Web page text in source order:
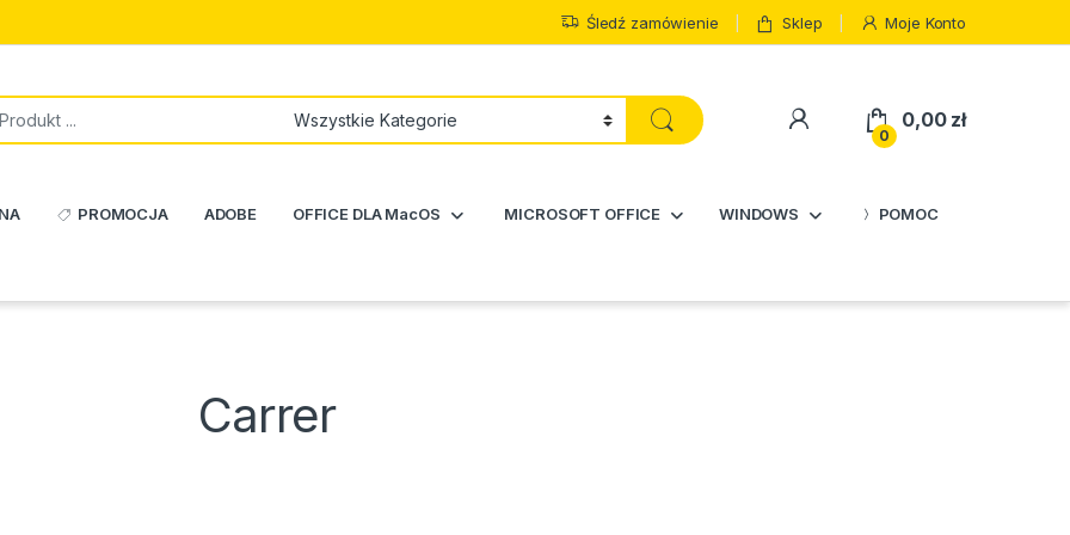
Śledź zamówienie Sklep Moje Konto
0
0,00 zł
PROMOCJA ADOBE OFFICE DLA MacOS MICROSOFT OFFICE WINDOWS POMOC
Carrer